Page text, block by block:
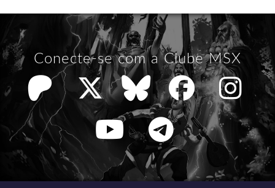
Conecte-se com a Clube MSX